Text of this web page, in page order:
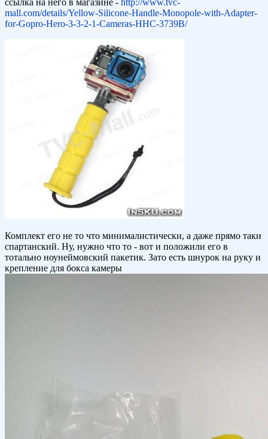
ссылка на него в магазине - http://www.tvc-
mall.com/details/Yellow-Silicone-Handle-Monopole-with-Adapter-
for-Gopro-Hero-3-3-2-1-Cameras-HHC-3739B/
Комплект его не то что минималистически, а даже прямо таки
спартанский. Ну, нужно что то - вот и положили его в
тотально ноунеймовский пакетик. Зато есть шнурок на руку и
крепление для бокса камеры